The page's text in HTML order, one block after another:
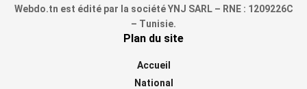
Webdo.tn est édité par la société YNJ SARL – RNE : 1209226C
– Tunisie.
Plan du site
Accueil
National